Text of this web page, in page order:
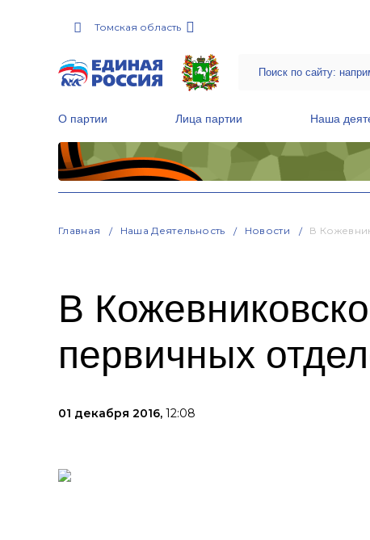
Томская область
О партии Лица партии Наша
Главная Наша Деятельность Новости В
В
первичных
01 декабря 2016, 12:08